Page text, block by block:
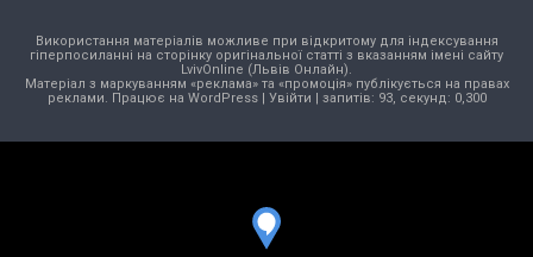
Використання матеріалів можливе при відкритому для індексування
гіперпосиланні на сторінку оригінальної статті з вказанням імені сайту
LvivOnline (Львів Онлайн).
Матеріал з маркуванням «реклама» та «промоція» публікується на правах
реклами. Працює на WordPress| Увійти | запитів: 93, секунд: 0,300